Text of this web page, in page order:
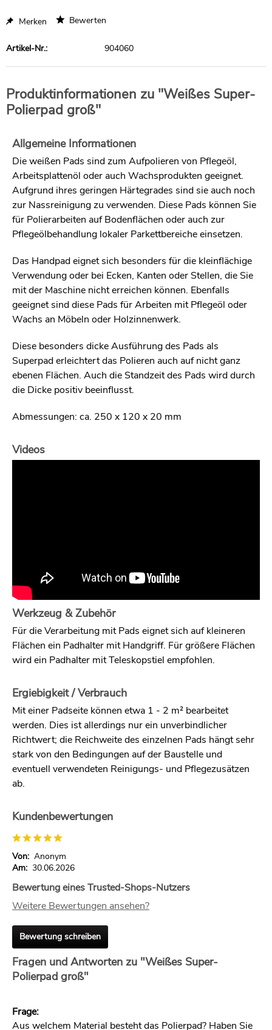
Merken Bewerten
Artikel-Nr.: 904060
Produktinformationen zu "Weißes Super-
Polierpad groß"
Allgemeine Informationen
Die weißen Pads sind zum Aufpolieren von Pflegeöl,
Arbeitsplattenöl oder auch Wachsprodukten geeignet.
Aufgrund ihres geringen Härtegrades sind sie auch noch
zur Nassreinigung zu verwenden. Diese Pads können Sie
für Polierarbeiten auf Bodenflächen oder auch zur
Pflegeölbehandlung lokaler Parkettbereiche einsetzen.
Das Handpad eignet sich besonders für die kleinflächige
Verwendung oder bei Ecken, Kanten oder Stellen, die Sie
mit der Maschine nicht erreichen können. Ebenfalls
geeignet sind diese Pads für Arbeiten mit Pflegeöl oder
Wachs an Möbeln oder Holzinnenwerk.
Diese besonders dicke Ausführung des Pads als
Superpad erleichtert das Polieren auch auf nicht ganz
ebenen Flächen. Auch die Standzeit des Pads wird durch
die Dicke positiv beeinflusst.
Abmessungen: ca. 250 x 120 x 20 mm
Videos
Werkzeug & Zubehör
Für die Verarbeitung mit Pads eignet sich auf kleineren
Flächen ein Padhalter mit Handgriff. Für größere Flächen
wird ein Padhalter mit Teleskopstiel empfohlen.
Ergiebigkeit / Verbrauch
Mit einer Padseite können etwa 1 - 2 m² bearbeitet
werden. Dies ist allerdings nur ein unverbindlicher
Richtwert; die Reichweite des einzelnen Pads hängt sehr
stark von den Bedingungen auf der Baustelle und
eventuell verwendeten Reinigungs- und Pflegezusätzen
ab.
Kundenbewertungen
Von: Anonym
Am: 30.06.2026
Bewertung eines Trusted-Shops-Nutzers
Weitere Bewertungen ansehen?
Bewertung schreiben
Fragen und Antworten zu "Weißes Super-
Polierpad groß"
Frage:
Aus welchem Material besteht das Polierpad? Haben Sie